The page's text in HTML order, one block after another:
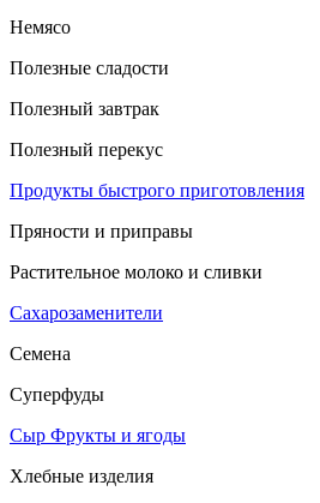
Немясо
Полезные сладости
Полезный завтрак
Полезный перекус
Продукты быстрого приготовления
Пряности и приправы
Растительное молоко и сливки
Сахарозаменители
Семена
Суперфуды
Сыр Фрукты и ягоды
Хлебные изделия